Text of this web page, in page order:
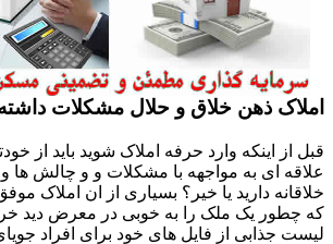
املاک ذهن خلاق و حلال مشکلات
قبل از اینکه وارد حرفه املاک شوید باید از
علاقه ای به مواجهه با مشکلات و و چالش ها و
خلاقانه دارید یا خیر؟ بسیاری از ان املاک
که چطور یک ملک را به خوبی در معرض دید
لیست جذابی از فایل های خود برای افراد